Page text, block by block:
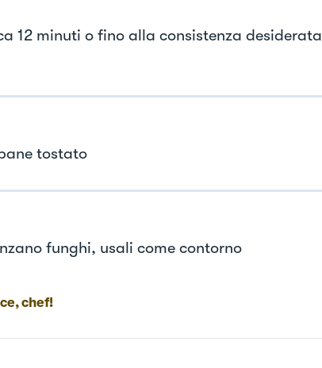
12 minuti o fino alla consistenza desiderata
tostato
funghi, usali come contorno
chef!